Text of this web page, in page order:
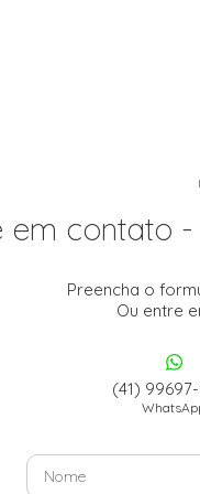
em contato
Preencha o
Ou entre
(41)